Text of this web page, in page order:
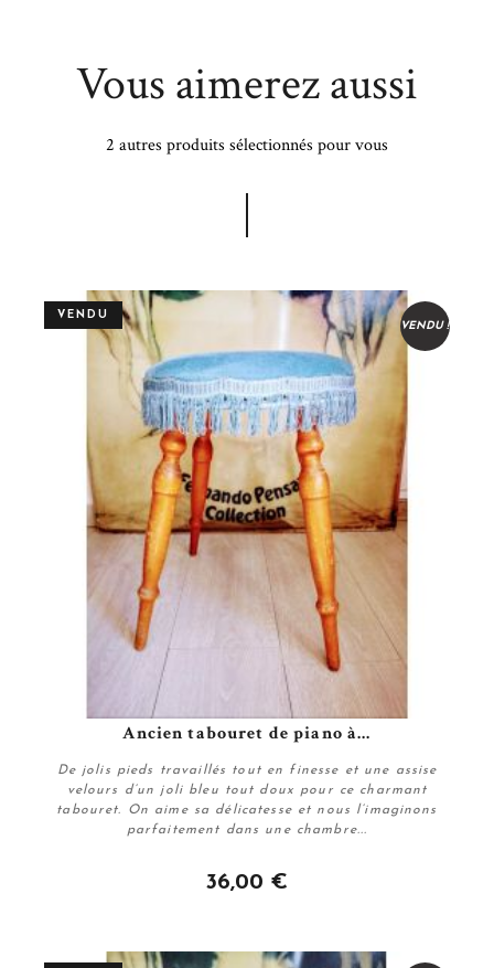
Vous aimerez aussi
2 autres produits sélectionnés pour vous
VENDU !
VENDU
Ancien tabouret de piano à...
De jolis pieds travaillés tout en finesse et une assise
velours d’un joli bleu tout doux pour ce charmant
tabouret. On aime sa délicatesse et nous l’imaginons
parfaitement dans une chambre...
36,00 €